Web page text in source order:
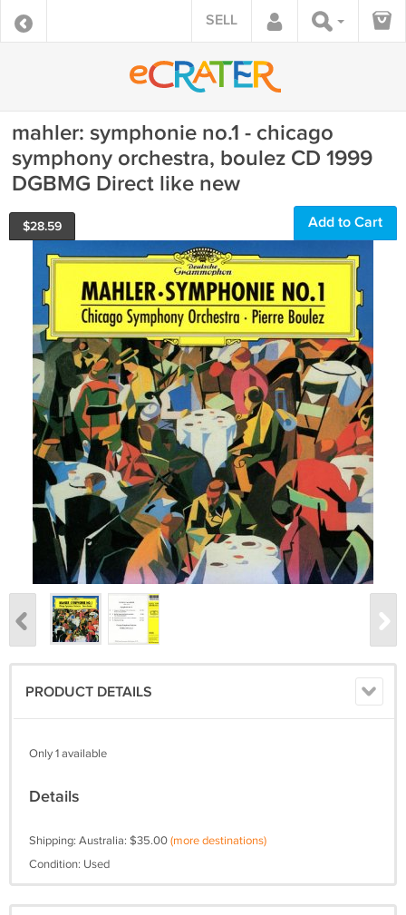
SELL
mahler: symphonie no.1 - chicago
symphony orchestra, boulez CD 1999
DGBMG Direct like new
$28.59 Add to Cart
PRODUCT DETAILS
Only 1 available
Details
Shipping: Australia: $35.00(more destinations)
Condition: Used